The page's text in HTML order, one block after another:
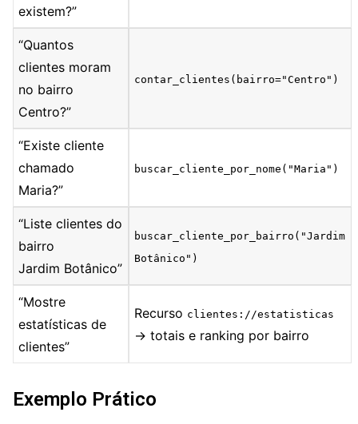
existem?”
“Quantos
clientes moram
no bairro
Centro?”
contar_clientes(bairro="Centro")
“Existe cliente
chamado
Maria?”
buscar_cliente_por_nome("Maria")
“Liste clientes do
bairro
Jardim Botânico”
buscar_cliente_por_bairro("Jardim
Botânico")
“Mostre
estatísticas de
clientes”
Recurso clientes://estatisticas
→ totais e ranking por bairro
Exemplo Prático